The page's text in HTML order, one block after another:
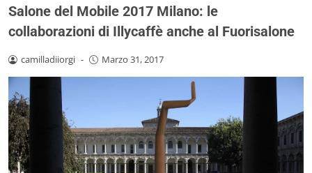
Salone del Mobile 2017 Milano: le
collaborazioni di Illycaffè anche al Fuorisalone
camilladiiorgi - Marzo 31, 2017